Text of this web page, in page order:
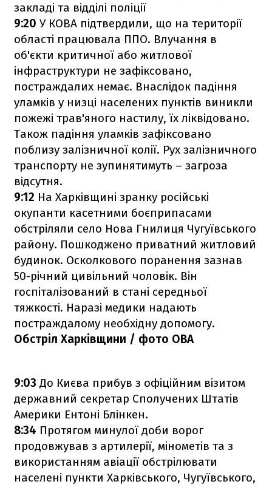
закладі та відділі поліції
9:20 У КОВА підтвердили, що на території
області працювала ППО. Влучання в
об'єкти критичної або житлової
інфраструктури не зафіксовано,
постраждалих немає. Внаслідок падіння
уламків у низці населених пунктів виникли
пожежі трав'яного настилу, їх ліквідовано.
Також падіння уламків зафіксовано
поблизу залізничної колії. Рух залізничного
транспорту не зупинятимуть – загроза
відсутня.
9:12 На Харківщині зранку російські
окупанти касетними боєприпасами
обстріляли село Нова Гнилиця Чугуївського
району. Пошкоджено приватний житловий
будинок. Осколкового поранення зазнав
50-річний цивільний чоловік. Він
госпіталізований в стані середньої
тяжкості. Наразі медики надають
постраждалому необхідну допомогу.
Обстріл Харківщини / фото ОВА
9:03 До Києва прибув з офіційним візитом
державний секретар Сполучених Штатів
Америки Ентоні Блінкен.
8:34 Протягом минулої доби ворог
продовжував з артилерії, мінометів та з
використанням авіації обстрілювати
населені пункти Харківського, Чугуївського,